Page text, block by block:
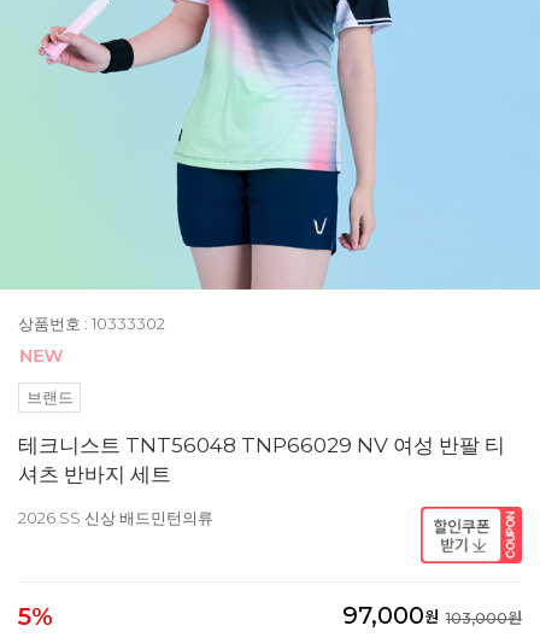
상품번호 : 10333302
브랜드
테크니스트 TNT56048 TNP66029 NV 여성 반팔 티
셔츠 반바지 세트
2026 SS 신상 배드민턴의류
5% 97,000원 103,000원